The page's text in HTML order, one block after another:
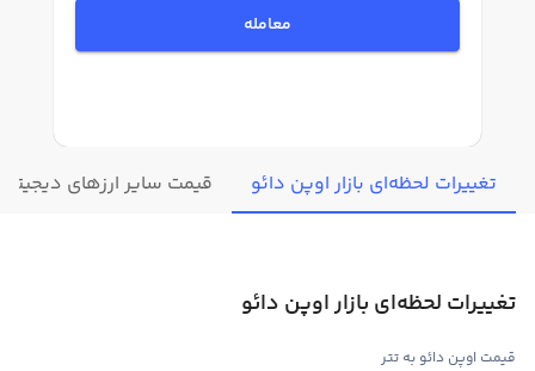
معامله
تغییرات لحظه‌ای بازار اوپن دائو قیمت سایر ارزهای دیجیتال
تغییرات لحظه‌ای بازار اوپن دائو
قیمت اوپن دائو به تتر